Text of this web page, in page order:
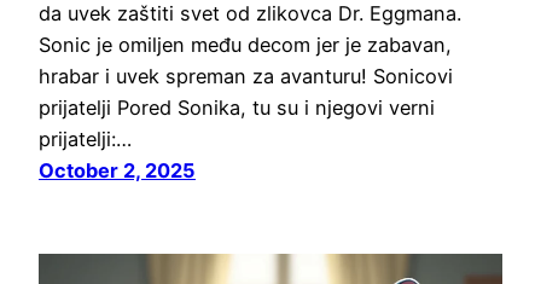
da uvek zaštiti svet od zlikovca Dr. Eggmana.
Sonic je omiljen među decom jer je zabavan,
hrabar i uvek spreman za avanturu! Sonicovi
prijatelji Pored Sonika, tu su i njegovi verni
prijatelji:…
October 2, 2025